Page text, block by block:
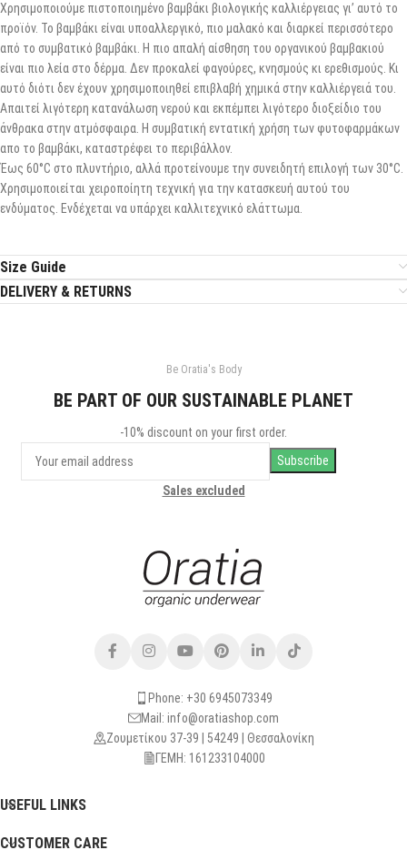
Χρησιμοποιούμε πιστοποιημένο βαμβάκι βιολογικής καλλιέργειας γι’ αυτό το
προϊόν. Το βαμβάκι είναι υποαλλεργικό, πιο μαλακό και διαρκεί περισσότερο
από το συμβατικό βαμβάκι. Η πιο απαλή αίσθηση του οργανικού βαμβακιού
είναι πιο λεία στο δέρμα. Δεν προκαλεί φαγούρες, κνησμούς κι ερεθισμούς. Κι
αυτό διότι δεν έχουν χρησιμοποιηθεί επιβλαβή χημικά στην καλλιέργειά του.
Απαιτεί λιγότερη κατανάλωση νερού και εκπέμπει λιγότερο διοξείδιο του
άνθρακα στην ατμόσφαιρα. Η συμβατική εντατική χρήση των φυτοφαρμάκων
απο το βαμβάκι, καταστρέφει το περιβάλλον.
Έως 60°C στο πλυντήριο, αλλά προτείνουμε την συνειδητή επιλογή των 30°C.
Χρησιμοποιείται χειροποίητη τεχνική για την κατασκευή αυτού του
ενδύματος. Ενδέχεται να υπάρχει καλλιτεχνικό ελάττωμα.
Size Guide
DELIVERY & RETURNS
Be Oratia's Body
BE PART OF OUR SUSTAINABLE PLANET
-10% discount on your first order.
Sales excluded
Phone: +30 6945073349
Mail: info@oratiashop.com
Ζουμετίκου 37-39 | 54249 | Θεσσαλονίκη
ΓΕΜΗ: 161233104000
USEFUL LINKS
CUSTOMER CARE